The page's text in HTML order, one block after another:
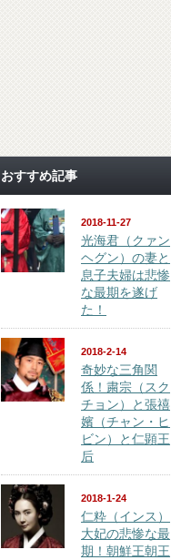
おすすめ記事
2018-11-27
光海君（クァン
ヘグン）の妻と
息子夫婦は悲惨
な最期を遂げ
た！
2018-2-14
奇妙な三角関
係！粛宗（スク
チョン）と張禧
嬪（チャン・ヒ
ビン）と仁顕王
后
2018-1-24
仁粋（インス）
大妃の悲惨な最
期！朝鮮王朝王